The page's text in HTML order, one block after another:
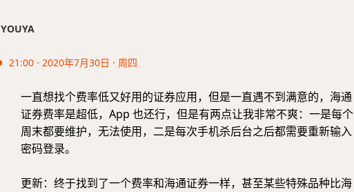
YOUYA
21:00 · 2020年7月30日 · 周四
一直想找个费率低又好用的证券应用，但是一直遇不到满意的，海通
证券费率是超低，App 也还行，但是有两点让我非常不爽：一是每个
周末都要维护，无法使用，二是每次手机杀后台之后都需要重新输入
密码登录。
更新：终于找到了一个费率和海通证券一样，甚至某些特殊品种比海